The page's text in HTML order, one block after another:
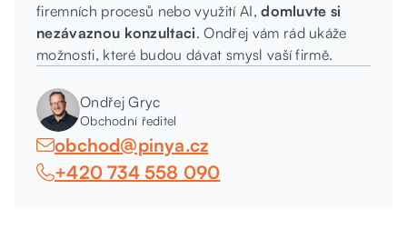
firemních procesů nebo využití AI,domluvte si
nezávaznou konzultaci. Ondřej vám rád ukáže
možnosti, které budou dávat smysl vaší firmě.
Ondřej Gryc
Obchodní ředitel
obchod@pinya.cz
+420 734 558 090